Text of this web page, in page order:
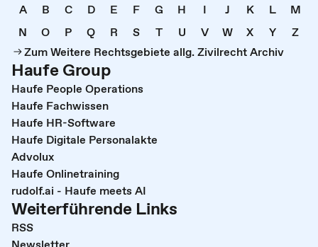
A B C D E F G H I J K L
M
N
O P Q R S T U V W X Y
Z
Zum Weitere Rechtsgebiete allg. Zivilrecht Archiv
Haufe Group
Haufe People Operations
Haufe Fachwissen
Haufe HR-Software
Haufe Digitale Personalakte
Advolux
Haufe Onlinetraining
rudolf.ai - Haufe meets AI
Weiterführende Links
RSS